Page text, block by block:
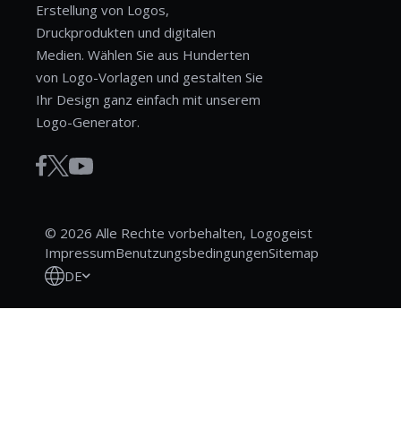
Erstellung von Logos,
Druckprodukten und digitalen
Medien. Wählen Sie aus Hunderten
von Logo-Vorlagen und gestalten Sie
Ihr Design ganz einfach mit unserem
Logo-Generator.
© 2026 Alle Rechte vorbehalten, Logogeist
ImpressumBenutzungsbedingungenSitemap
DE